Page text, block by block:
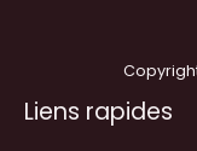
Liens rapides